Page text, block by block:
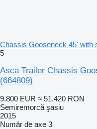
Chassis Gooseneck 45' with
5
Asca Trailer Chassis
(664809)
9.800 EUR ≈ 51.420 RON
Semiremorcă şasiu
2015
Număr de axe 3